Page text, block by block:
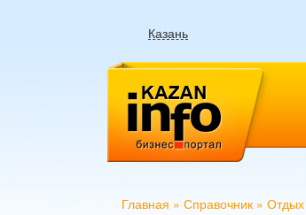
Казань
Главная » Справочник » Отдых